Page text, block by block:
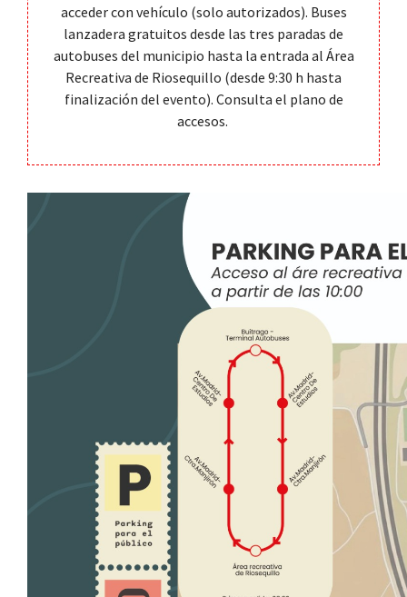
acceder con vehículo (solo autorizados). Buses
lanzadera gratuitos desde las tres paradas de
autobuses del municipio hasta la entrada al Área
Recreativa de Riosequillo (desde 9:30 h hasta
finalización del evento). Consulta el plano de
accesos.